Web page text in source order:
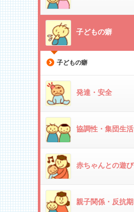
子どもの癖
子どもの癖
発達・安全
協調性・集団生活
赤ちゃんとの遊び
親子関係・反抗期